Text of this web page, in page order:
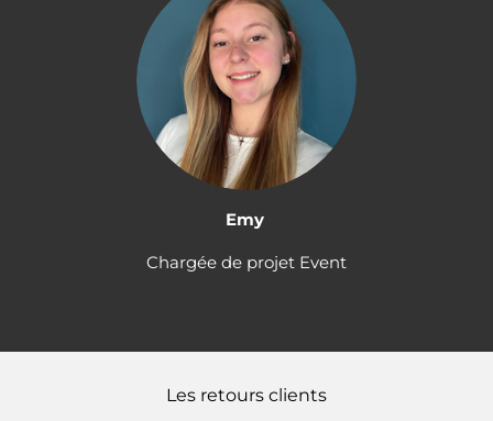
Emy
Chargée de projet Event
Les retours clients